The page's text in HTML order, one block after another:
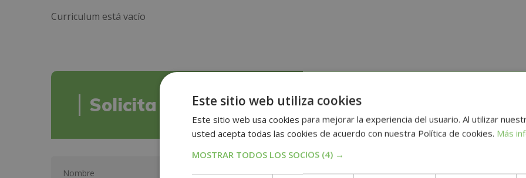
Curriculum está vacío
Solicita informaciónEste sitio web utiliza cookies
Este sitio web usa cookies para mejorar la experiencia del usuario. Al utilizar
usted acepta todas las cookies de acuerdo con nuestra Política de cookies. Más
MOSTRAR TODOS LOS SOCIOS (4) →